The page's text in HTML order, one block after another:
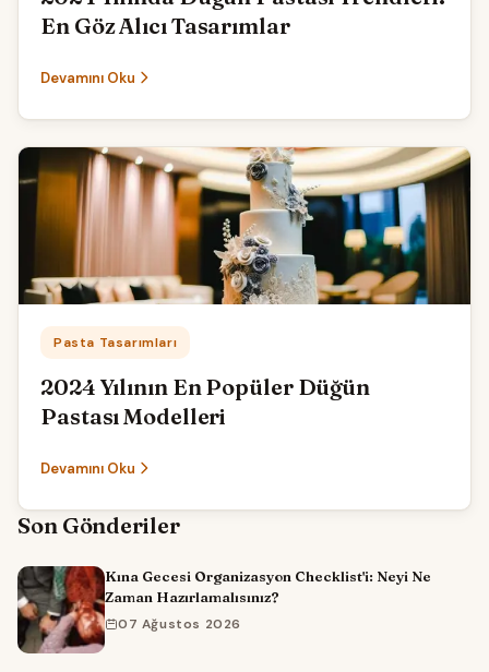
En Göz Alıcı Tasarımlar
Devamını Oku
Kategori:
Pasta Tasarımları
2024 Yılının En Popüler Düğün
Pastası Modelleri
Devamını Oku
Son Gönderiler
Kına Gecesi Organizasyon Checklist'i: Neyi Ne
Zaman Hazırlamalısınız?
07 Ağustos 2026